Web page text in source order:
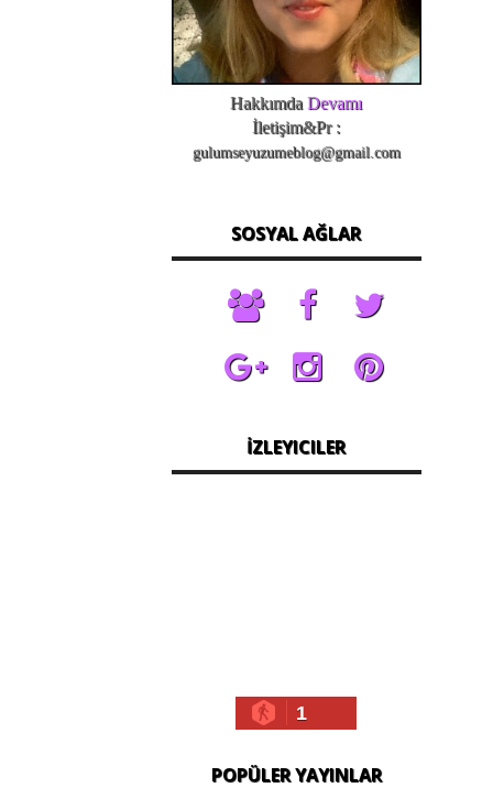
HakkımdaDevamı
İletişim&Pr :
gulumseyuzumeblog@gmail.com
SOSYAL AĞLAR
İZLEYICILER
1
POPÜLER YAYINLAR